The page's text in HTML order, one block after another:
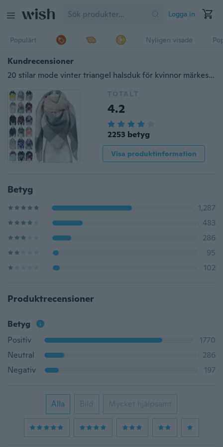
Logga in
Populärt Nyligen visade
Kundrecensioner
20 stilar mode vinter triangel halsduk för kvinnor märkesdesigner pashmina sjal kashmir rutiga halsdukar filt kashmir sjalar kvinnors halsdukar
TOTALT
4.2
2253 betyg
Visa produktinformation
Betyg
1,287
483
286
95
102
Produktrecensioner
Betyg
Positiv
1770
Neutral
286
Negativ
197
Alla Bild Mycket hjälpsamt